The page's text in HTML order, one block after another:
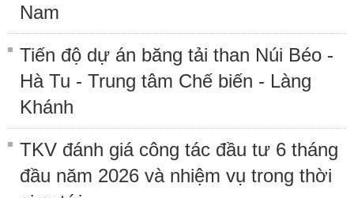
Nam
Tiến độ dự án băng tải than Núi Béo -
Hà Tu - Trung tâm Chế biến - Làng
Khánh
TKV đánh giá công tác đầu tư 6 tháng
đầu năm 2026 và nhiệm vụ trong thời